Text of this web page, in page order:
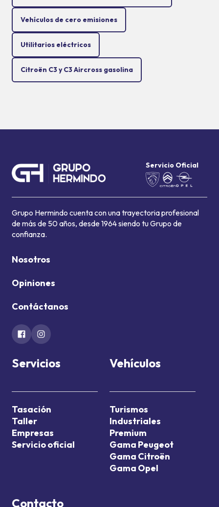
Vehículos de cero emisiones
Utilitarios eléctricos
Citroën C3 y C3 Aircross gasolina
Servicio Oficial
Grupo Hermindo cuenta con una trayectoria profesional
de más de 50 años, desde 1964 siendo tu Grupo de
confianza.
Nosotros
Opiniones
Contáctanos
Servicios
Tasación
Taller
Empresas
Servicio oficial
Vehículos
Turismos
Industriales
Premium
Gama Peugeot
Gama Citroën
Gama Opel
Contacto